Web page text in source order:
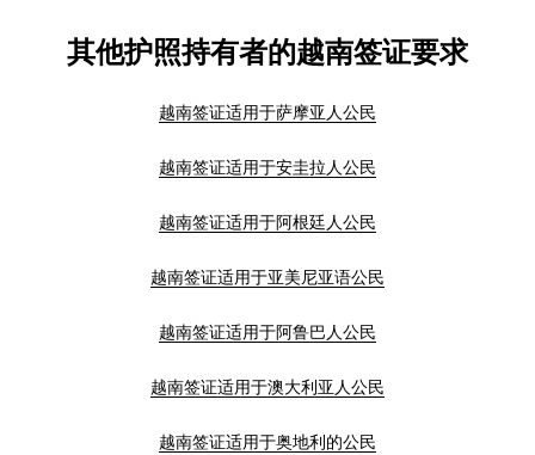
其他护照持有者的越南签证要求
越南签证适用于萨摩亚人公民
越南签证适用于安圭拉人公民
越南签证适用于阿根廷人公民
越南签证适用于亚美尼亚语公民
越南签证适用于阿鲁巴人公民
越南签证适用于澳大利亚人公民
越南签证适用于奥地利的公民